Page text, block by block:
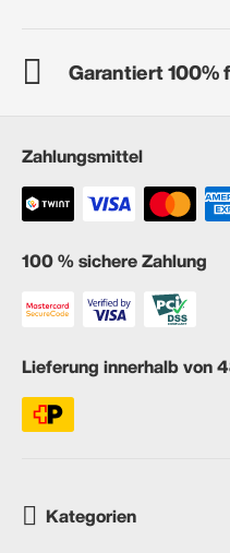
Garantiert 100%
Zahlungsmittel
100 % sichere Zahlung
Lieferung innerhalb von
Kategorien